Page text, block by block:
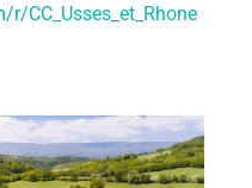
CC_Usses_et_Rhone